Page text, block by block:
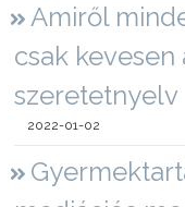
Amiről
csak kevesen
szeretetnyelv
2022-01-02